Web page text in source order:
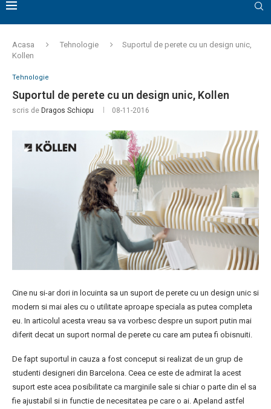
Acasa Tehnologie
Suportul de perete cu un design unic,
Kollen
Tehnologie
Suportul de perete cu un design unic, Kollen
scris de Dragos Schiopu 08-11-2016
Cine nu si-ar dori in locuinta sa un suport de perete cu un design unic si
modern si mai ales cu o utilitate aproape speciala as putea completa
eu. In articolul acesta vreau sa va vorbesc despre un suport putin mai
diferit decat un suport normal de perete cu care am putea fi obisnuiti.
De fapt suportul in cauza a fost conceput si realizat de un grup de
studenti designeri din Barcelona. Ceea ce este de admirat la acest
suport este acea posibilitate ca marginile sale si chiar o parte din el sa
fie ajustabil si in functie de necesitatea pe care o ai. Apeland astfel